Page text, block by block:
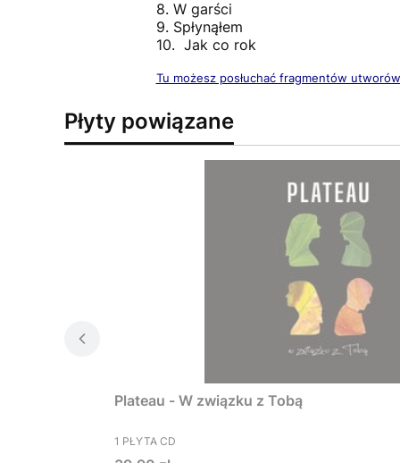
8. W garści
9. Spłynąłem
10. Jak co rok
Tu możesz posłuchać fragmentów utworów
Płyty powiązane
Plateau - W związku z Tobą
PRODUCENT
1 PŁYTA CD